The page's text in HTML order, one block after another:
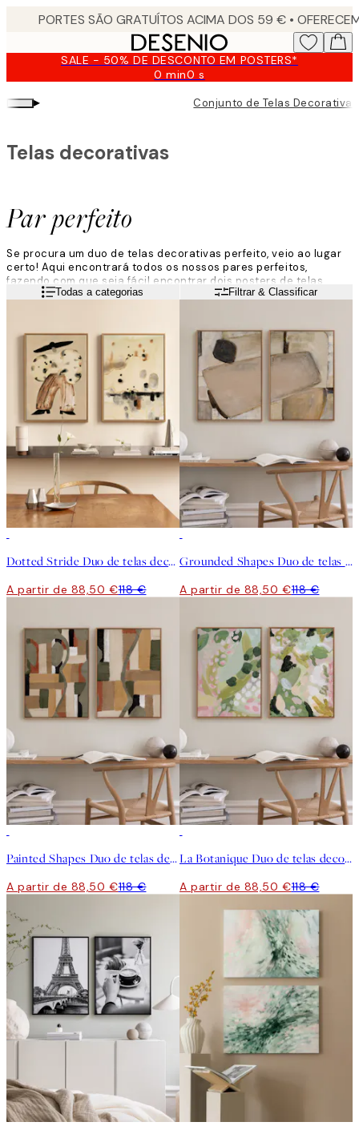
SALE - 50% DE DESCONTO EM POSTERS*
0 min0 s
Válido
até:
2026-
▸ Conjunto de Telas Decorativas
Par perfeito
Telas decorativas
Se procura um duo de telas decorativas perfeito, veio ao lugar
certo! Aqui encontrará todos os nossos pares perfeitos,
fazendo com que seja fácil encontrar dois posters de telas
perfeitamente combinados. Quer prefira um par minimalista em
decorativas aqui!
Leia maisTodas a categorias Filtrar & Classificar
Dotted Stride Duo de telas decorativas
A partir de 88,50 €118 €
Grounded Shapes Duo de telas decorativas
A partir de 88,50 €118 €
Painted Shapes Duo de telas decorativas
A partir de 88,50 €118 €
La Botanique Duo de telas decorativas
A partir de 88,50 €118 €